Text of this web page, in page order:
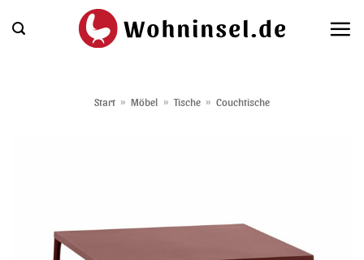
Inhalt
Start » Möbel » Tische » Couchtische